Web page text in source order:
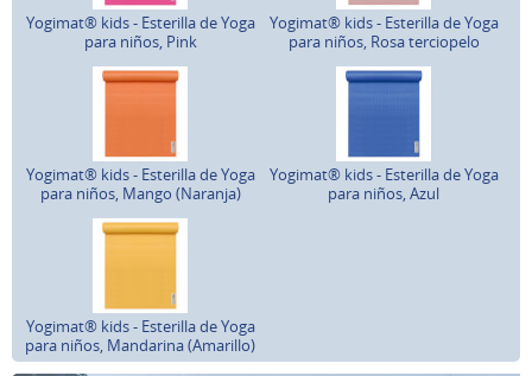
Yogimat® kids - Esterilla de Yoga
para niños, Pink
Yogimat® kids - Esterilla de Yoga
para niños, Rosa terciopelo
Yogimat® kids - Esterilla de Yoga
para niños, Mango (Naranja)
Yogimat® kids - Esterilla de Yoga
para niños, Azul
Yogimat® kids - Esterilla de Yoga
para niños, Mandarina (Amarillo)